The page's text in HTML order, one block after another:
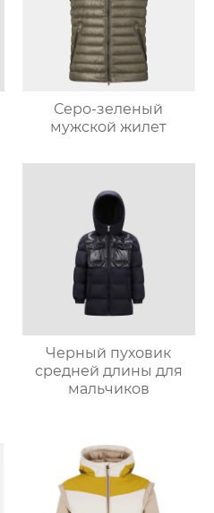
Серо-зеленый
мужской жилет
Черный пуховик
средней длины для
мальчиков